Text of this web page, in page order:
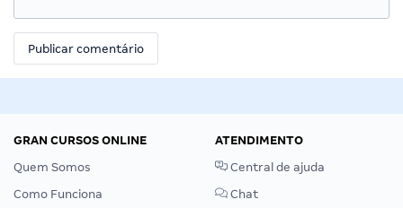
GRAN CURSOS ONLINE
Quem Somos
Como Funciona
ATENDIMENTO
Central de ajuda
Chat